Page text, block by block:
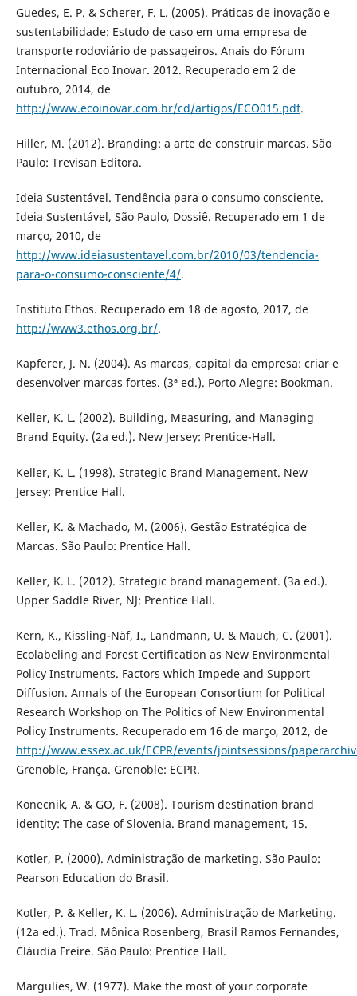
Guedes, E. P. & Scherer, F. L. (2005). Práticas de inovação e
sustentabilidade: Estudo de caso em uma empresa de
transporte rodoviário de passageiros. Anais do Fórum
Internacional Eco Inovar. 2012. Recuperado em 2 de
outubro, 2014, de
http://www.ecoinovar.com.br/cd/artigos/ECO015.pdf.
Hiller, M. (2012). Branding: a arte de construir marcas. São
Paulo: Trevisan Editora.
Ideia Sustentável. Tendência para o consumo consciente.
Ideia Sustentável, São Paulo, Dossiê. Recuperado em 1 de
março, 2010, de
http://www.ideiasustentavel.com.br/2010/03/tendencia-
para-o-consumo-consciente/4/.
Instituto Ethos. Recuperado em 18 de agosto, 2017, de
http://www3.ethos.org.br/.
Kapferer, J. N. (2004). As marcas, capital da empresa: criar e
desenvolver marcas fortes. (3ª ed.). Porto Alegre: Bookman.
Keller, K. L. (2002). Building, Measuring, and Managing
Brand Equity. (2a ed.). New Jersey: Prentice-Hall.
Keller, K. L. (1998). Strategic Brand Management. New
Jersey: Prentice Hall.
Keller, K. & Machado, M. (2006). Gestão Estratégica de
Marcas. São Paulo: Prentice Hall.
Keller, K. L. (2012). Strategic brand management. (3a ed.).
Upper Saddle River, NJ: Prentice Hall.
Kern, K., Kissling-Näf, I., Landmann, U. & Mauch, C. (2001).
Ecolabeling and Forest Certification as New Environmental
Policy Instruments. Factors which Impede and Support
Diffusion. Annals of the European Consortium for Political
Research Workshop on The Politics of New Environmental
Policy Instruments. Recuperado em 16 de março, 2012, de
http://www.essex.ac.uk/ECPR/events/jointsessions/
Grenoble, França. Grenoble: ECPR.
Konecnik, A. & GO, F. (2008). Tourism destination brand
identity: The case of Slovenia. Brand management, 15.
Kotler, P. (2000). Administração de marketing. São Paulo:
Pearson Education do Brasil.
Kotler, P. & Keller, K. L. (2006). Administração de Marketing.
(12a ed.). Trad. Mônica Rosenberg, Brasil Ramos Fernandes,
Cláudia Freire. São Paulo: Prentice Hall.
Margulies, W. (1977). Make the most of your corporate